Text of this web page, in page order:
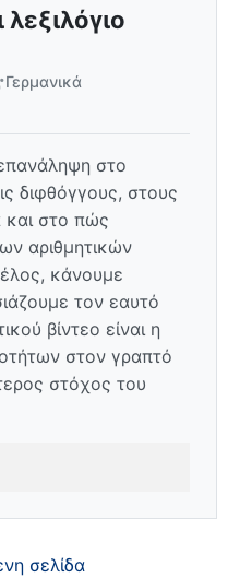
Γερμανικά
στο
διφθόγγους, στους
και στο πώς
αριθμητικών
κάνουμε
τον εαυτό
βίντεο είναι η
στον γραπτό
στόχος του
σελίδα